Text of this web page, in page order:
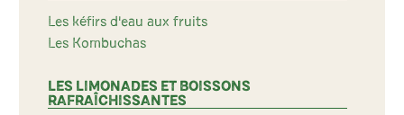
Les kéfirs d'eau aux fruits
Les Kombuchas
LES LIMONADES ET BOISSONS
RAFRAÎCHISSANTES